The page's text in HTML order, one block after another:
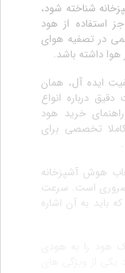
شناخته شود،
استفاده از هود
در تصفیه هوای
هوا داشته باشد.
ایده آل، همان
درباره انواع
خرید هود
تخصصی برای
هوش آشپزخانه
ضروری است. سرعت
باید به آن اشاره